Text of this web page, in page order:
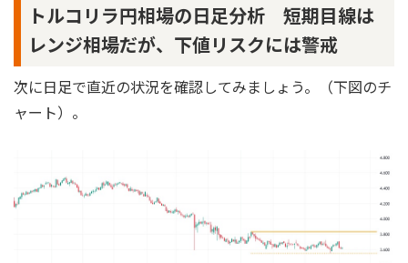
トルコリラ円相場の日足分析 短期目線は
レンジ相場だが、下値リスクには警戒
次に日足で直近の状況を確認してみましょう。（下図のチ
ャート）。